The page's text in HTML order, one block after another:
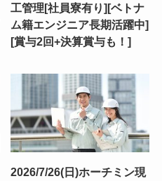
工管理[社員寮有り][ベトナ
ム籍エンジニア長期活躍中]
[賞与2回+決算賞与も！]
2026/7/26(日)ホーチミン現